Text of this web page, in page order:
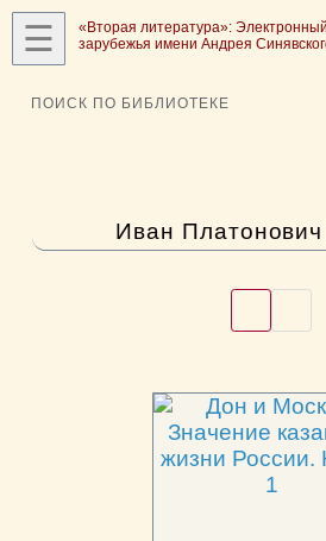
☰
«Вторая литература»:
зарубежья имени Андрея
ПОИСК ПО БИБЛИОТЕКЕ
Иван